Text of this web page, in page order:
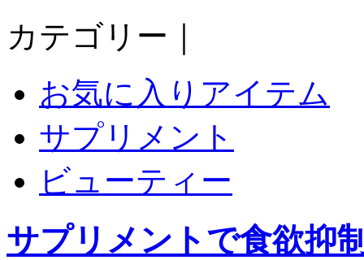
カテゴリー｜
お気に入りアイテム
サプリメント
ビューティー
サプリメントで食欲抑